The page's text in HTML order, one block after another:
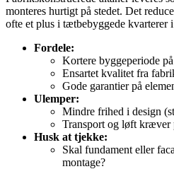
monteres hurtigt på stedet. Det
ofte et plus i tætbebyggede kvarterer
Fordele:
Kortere byggeperiode
Ensartet kvalitet fra
Gode garantier på
Ulemper:
Mindre frihed i design
Transport og løft kræver
Husk at tjekke:
Skal fundament eller
montage?